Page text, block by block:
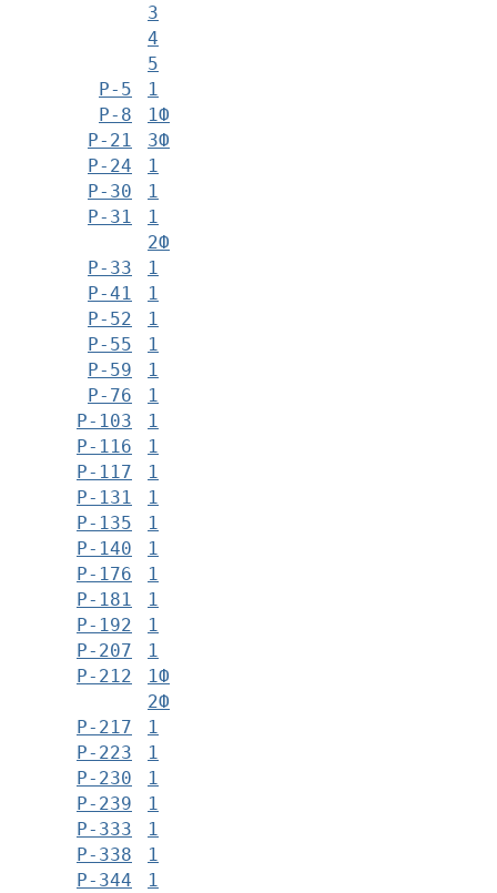
3
4
5
Р-5
Р-8
1
Р-21
1Ф
3Ф
Р-24
1
Р-30
1
Р-31
1
2Ф
Р-33
1
Р-41
1
Р-52
1
Р-55
1
Р-59
1
Р-76
1
Р-103
1
Р-116
1
Р-117
1
Р-131
1
Р-135
1
Р-140
1
Р-176
1
Р-181
1
Р-192
1
Р-207
1
Р-212
1Ф
2Ф
Р-217
1
Р-223
1
Р-230
1
Р-239
1
Р-333
1
Р-338
1
Р-344
1